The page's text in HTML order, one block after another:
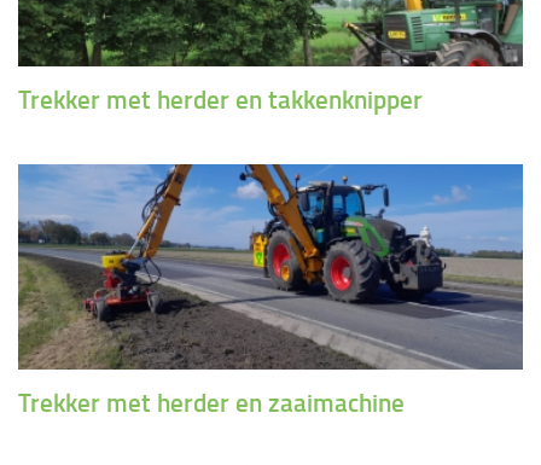
Trekker met herder en takkenknipper
Trekker met herder en zaaimachine